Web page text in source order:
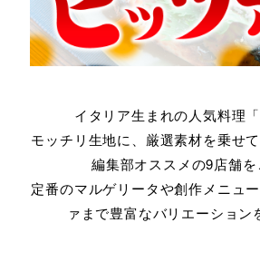
イタリア生まれの人気料理「
モッチリ生地に、厳選素材を乗せ
編集部オススメの9店舗を
定番のマルゲリータや創作メニュ
ァまで豊富なバリエーション